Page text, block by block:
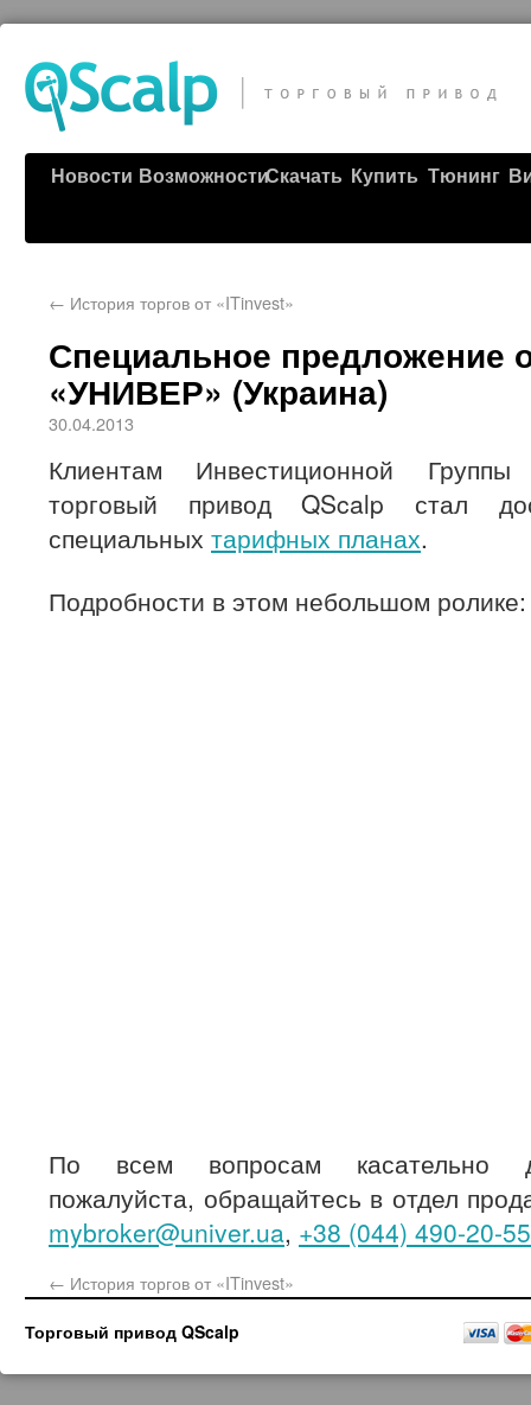
Новости ВозможностиСкачать Купить Тюнинг
← История торгов от «ITinvest»
Специальное предложение
«УНИВЕР» (Украина)
30.04.2013
Клиентам Инвестиционной
торговый привод QScalp стал
специальных тарифных планах.
Подробности в этом небольшом ролике:
По всем вопросам касательно
пожалуйста, обращайтесь в отдел
mybroker@univer.ua, +38 (044) 490-20-55
← История торгов от «ITinvest»
Торговый привод QScalp